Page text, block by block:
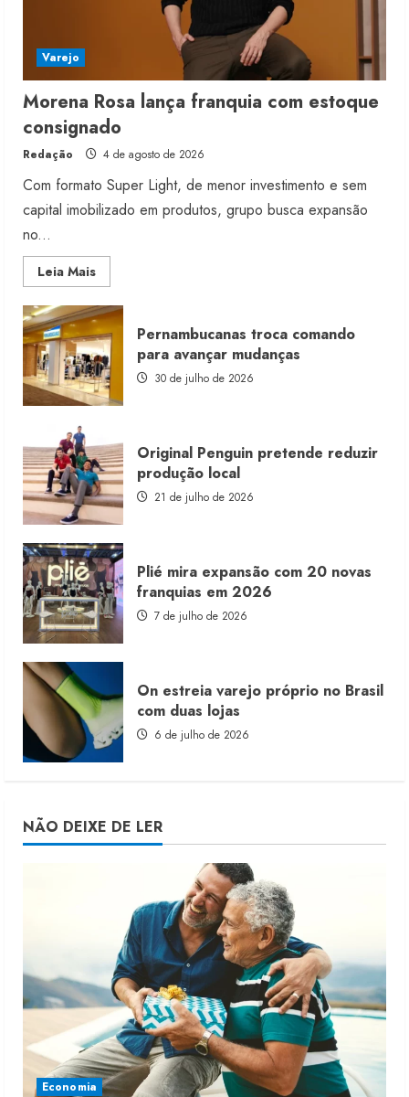
Varejo
Morena Rosa lança franquia com estoque
consignado
Redação 4 de agosto de 2026
Com formato Super Light, de menor investimento e sem
capital imobilizado em produtos, grupo busca expansão
no...
Leia MaisRead
more
Morena
Rosa
lança
franquia
com
estoque
consignado
Pernambucanas troca comando
para avançar mudanças
30 de julho de 2026
Original Penguin pretende reduzir
produção local
21 de julho de 2026
Plié mira expansão com 20 novas
franquias em 2026
7 de julho de 2026
On estreia varejo próprio no Brasil
com duas lojas
6 de julho de 2026
NÃO DEIXE DE LER
Economia